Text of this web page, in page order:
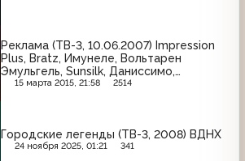
Реклама (ТВ-3, 10.06.2007) Impression
Plus, Bratz, Имунеле, Вольтарен
Эмульгель, Sunsilk, Даниссимо,
Техносила, Kosmostars, Shamtu,
15 марта 2015, 21:58 2514
Городские легенды (ТВ-3, 2008) ВДНХ
24 ноября 2025, 01:21 341